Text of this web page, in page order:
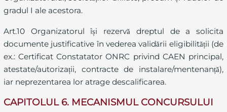
gradul I ale acestora.
Art.10 Organizatorul își rezervă dreptul de a solicita
documente justificative în vederea validării eligibilității (de
ex.: Certificat Constatator ONRC privind CAEN principal,
atestate/autorizații, contracte de instalare/mentenanță),
iar neprezentarea lor atrage descalificarea.
CAPITOLUL 6. MECANISMUL CONCURSULUI